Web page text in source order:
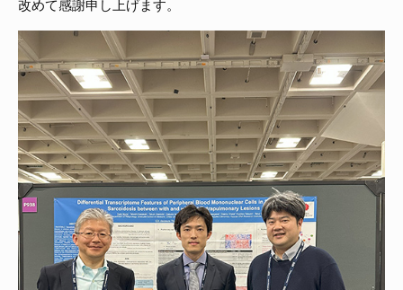
改めて感謝申し上げます。